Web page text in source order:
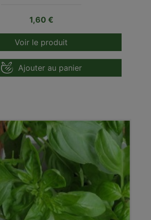
Prix
1,60 €
Voir le produit
Ajouter au panier